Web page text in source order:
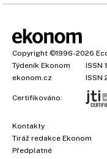
Copyright ©1996-2026
Týdeník Ekonom
ISSN
ekonom.cz
ISSN
Certifikováno:
Kontakty
Tiráž redakce Ekonom
Předplatné